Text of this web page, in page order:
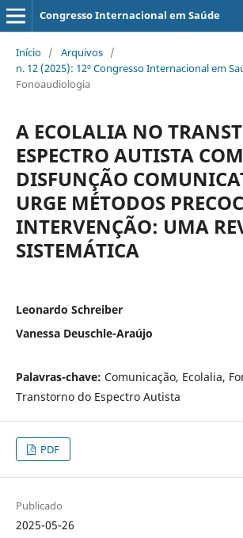
Congresso Internacional em Saúde
Início / Arquivos /
n. 12 (2025): 12º Congresso Internacional em
Fonoaudiologia
A ECOLALIA NO
ESPECTRO AUTISTA
DISFUNÇÃO
URGE MÉTODOS
INTERVENÇÃO: UMA
SISTEMÁTICA
Leonardo Schreiber
Vanessa Deuschle-Araújo
Palavras-chave: Comunicação, Ecolalia,
Transtorno do Espectro Autista
PDF
Publicado
2025-05-26